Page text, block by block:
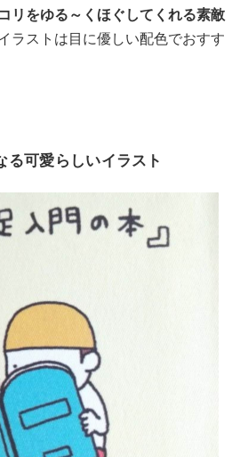
リをゆる～くほぐしてくれる素敵
ラストは目に優しい配色でおすす
る可愛らしいイラスト